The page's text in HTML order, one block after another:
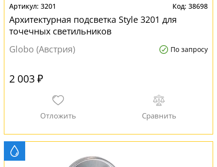
3201 38698
Архитектурная подсветка Style 3201 для
точечных светильников
Globo (Австрия)
По запросу
2 003 ₽